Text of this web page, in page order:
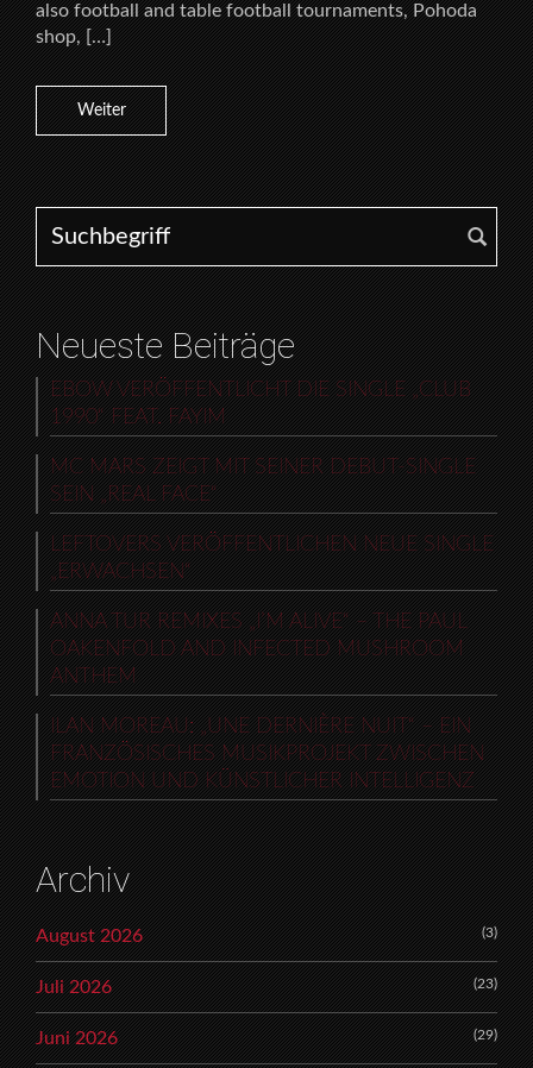
also football and table football tournaments, Pohoda
shop, […]
Weiter
Search for:
Neueste Beiträge
EBOW VERÖFFENTLICHT DIE SINGLE „CLUB
1990“ FEAT. FAYIM
MC MARS ZEIGT MIT SEINER DEBUT-SINGLE
SEIN „REAL FACE“
LEFTOVERS VERÖFFENTLICHEN NEUE SINGLE
„ERWACHSEN“
ANNA TUR REMIXES „I’M ALIVE“ – THE PAUL
OAKENFOLD AND INFECTED MUSHROOM
ANTHEM
ILAN MOREAU: „UNE DERNIÈRE NUIT“ – EIN
FRANZÖSISCHES MUSIKPROJEKT ZWISCHEN
EMOTION UND KÜNSTLICHER INTELLIGENZ
Archiv
August 2026 (3)
Juli 2026 (23)
Juni 2026 (29)